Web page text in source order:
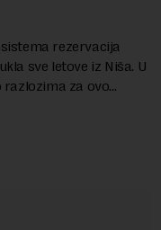
rezervacija
sve letove iz Niša. U
razlozima za ovo